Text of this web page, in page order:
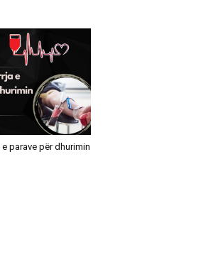
parave për dhurimin